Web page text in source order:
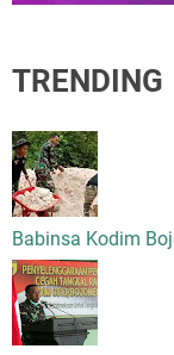
TRENDING
Babinsa Kodim